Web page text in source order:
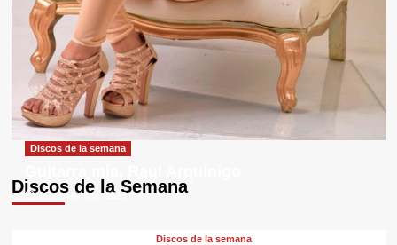
Discos de la Semana
Discos de la semana
29 septiembre, 2025
Discos de la semana